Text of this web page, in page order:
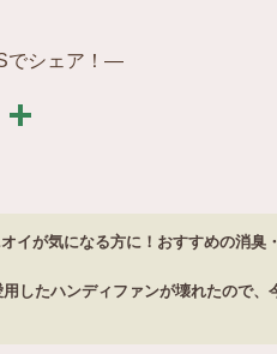
でシェア！―
Line
イが気になる方に！おすすめの消臭
用したハンディファンが壊れたので